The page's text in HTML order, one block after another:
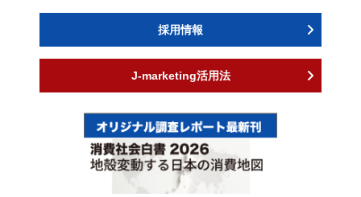
採用情報
J-marketing活用法